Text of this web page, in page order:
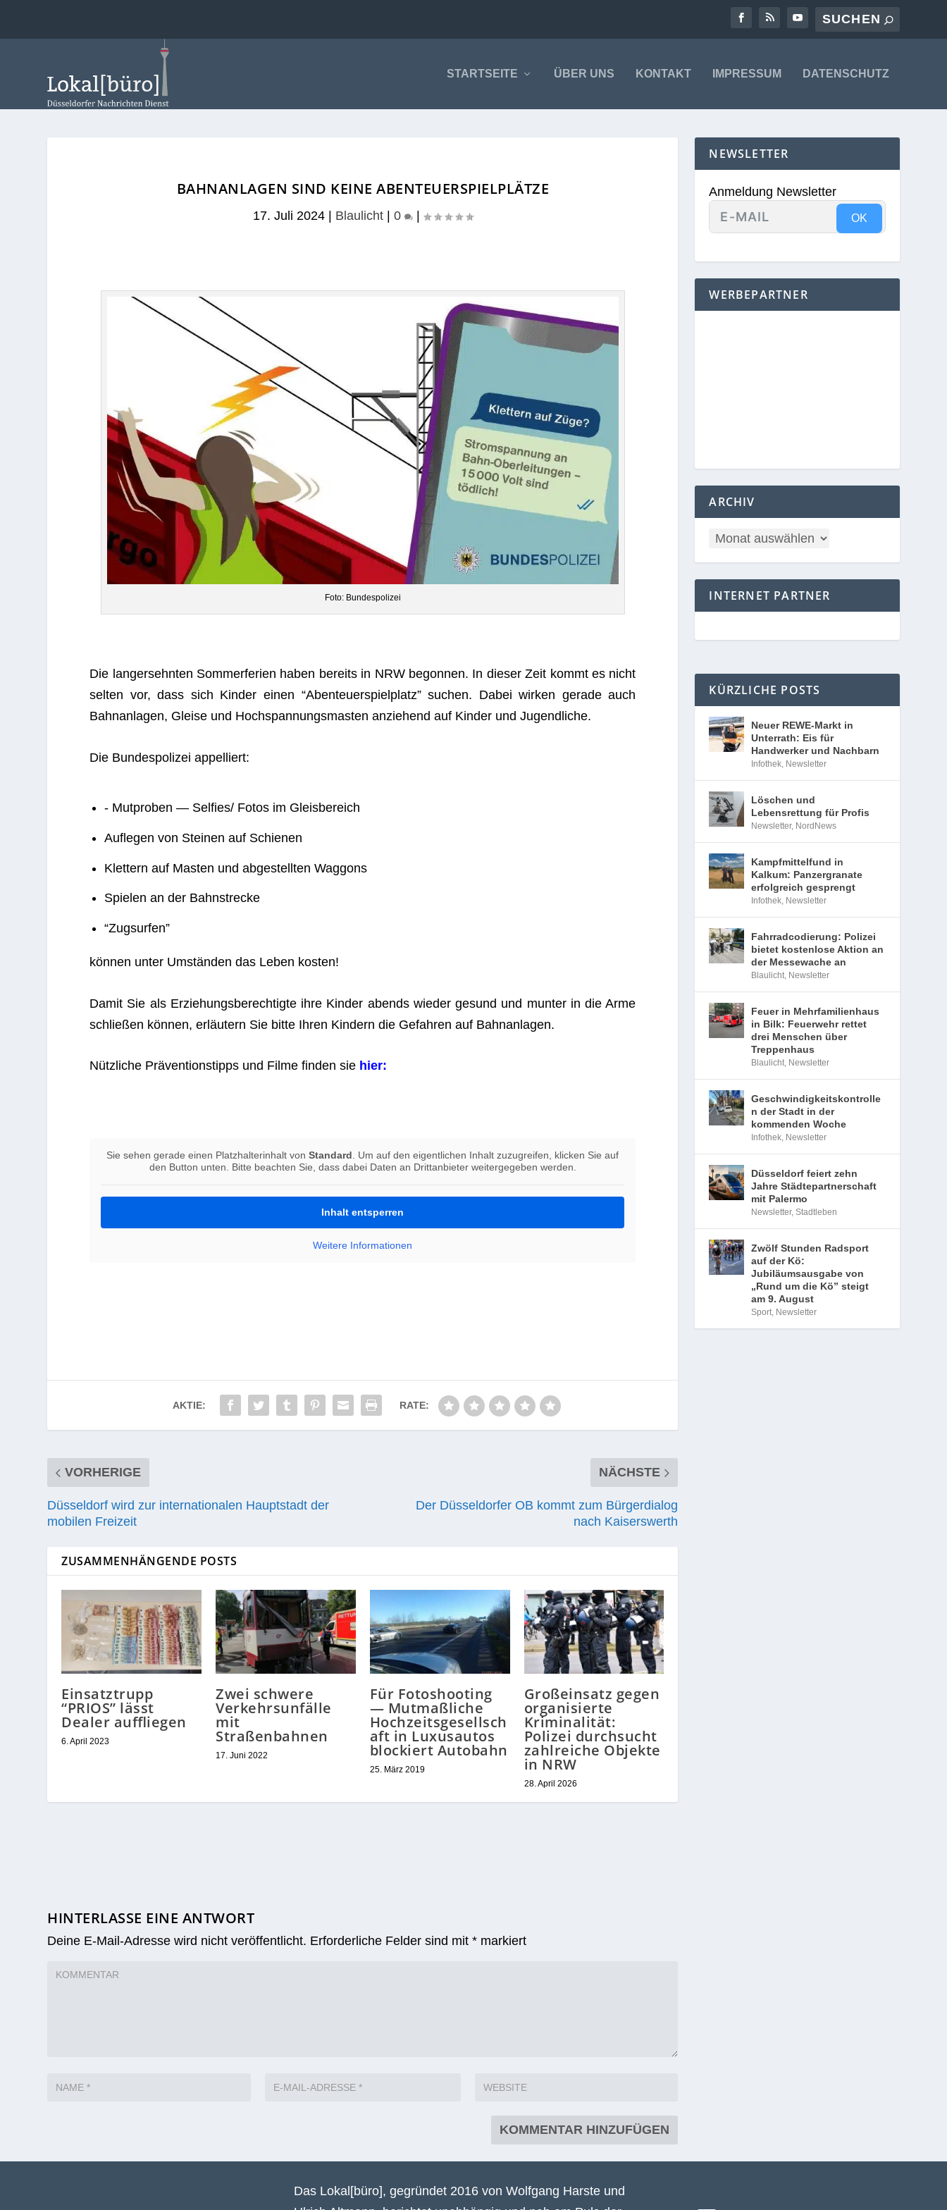
STARTSEITE ÜBER UNS KONTAKT IMPRESSUM DATENSCHUTZ
BAHNANLAGEN SIND KEINE ABENTEUERSPIELPLÄTZE
17. Juli 2024| Blaulicht| 0 |
Foto: Bun­des­po­li­zei
Die lang­ersehn­ten Som­mer­fe­rien haben bereits in NRW begon­nen. In die­ser Zeit kommt es nicht
sel­ten vor, dass sich Kin­der einen “Aben­teu­er­spiel­platz” suchen. Dabei wir­ken gerade auch
Bahn­an­la­gen, Gleise und Hoch­span­nungs­mas­ten anzie­hend auf Kin­der und Jugendliche.
Die Bun­des­po­li­zei appelliert:
- Mut­pro­ben — Selfies/ Fotos im Gleisbereich
Auf­le­gen von Stei­nen auf Schienen
Klet­tern auf Mas­ten und abge­stell­ten Waggons
Spie­len an der Bahnstrecke
“Zug­sur­fen”
kön­nen unter Umstän­den das Leben kosten!
Damit Sie als Erzie­hungs­be­rech­tigte ihre Kin­der abends wie­der gesund und mun­ter in die Arme
schlie­ßen kön­nen, erläu­tern Sie bitte Ihren Kin­dern die Gefah­ren auf Bahnanlagen.
Nütz­li­che Prä­ven­ti­ons­tipps und Filme fin­den sie hier:
Sie sehen gerade einen Platz­hal­ter­in­halt vonStan­dard . Um auf den eigent­li­chen Inhalt zuzu­grei­fen, kli­cken Sie auf
den But­ton unten. Bitte beach­ten Sie, dass dabei Daten an Dritt­an­bie­ter wei­ter­ge­ge­ben werden.
Inhalt ent­sper­ren
Wei­tere Infor­ma­tio­nen
AKTIE: RATE:
VORHERIGE
Düsseldorf wird zur internationalen Hauptstadt der
mobilen Freizeit
NÄCHSTE
Der Düsseldorfer OB kommt zum Bürgerdialog
nach Kaiserswerth
ZUSAMMENHÄNGENDE POSTS
Einsatztrupp
“PRIOS” lässt
Dealer auffliegen
6. April 2023
Zwei schwere
Verkehrsunfälle
mit
Straßenbahnen
17. Juni 2022
Für Fotoshooting
— Mutmaßliche
Hochzeitsgesellsch
aft in Luxusautos
blockiert Autobahn
25. März 2019
Großeinsatz gegen
organisierte
Kriminalität:
Polizei durchsucht
zahlreiche Objekte
in NRW
28. April 2026
HINTERLASSE EINE ANTWORT
Deine E-Mail-Adresse wird nicht veröffentlicht. Erforderliche Felder sind mit* markiert
NEWSLETTER
Anmeldung Newsletter
OK
WERBEPARTNER
ARCHIV
INTERNET PARTNER
KÜRZLICHE POSTS
Neuer REWE-Markt in
Unterrath: Eis für
Handwerker und Nachbarn
Infothek, Newsletter
Löschen und
Lebensrettung für Profis
Newsletter, NordNews
Kampfmittelfund in
Kalkum: Panzergranate
erfolgreich gesprengt
Infothek, Newsletter
Fahrradcodierung: Polizei
bietet kostenlose Aktion an
der Messewache an
Blaulicht, Newsletter
Feuer in Mehrfamilienhaus
in Bilk: Feuerwehr rettet
drei Menschen über
Treppenhaus
Blaulicht, Newsletter
Geschwindigkeitskontrolle
n der Stadt in der
kommenden Woche
Infothek, Newsletter
Düsseldorf feiert zehn
Jahre Städtepartnerschaft
mit Palermo
Newsletter,Stadtleben
Zwölf Stunden Radsport
auf der Kö:
Jubiläumsausgabe von
„Rund um die Kö” steigt
am 9. August
Sport, Newsletter
Das Lokal[büro], gegründet 2016 von Wolfgang Harste und